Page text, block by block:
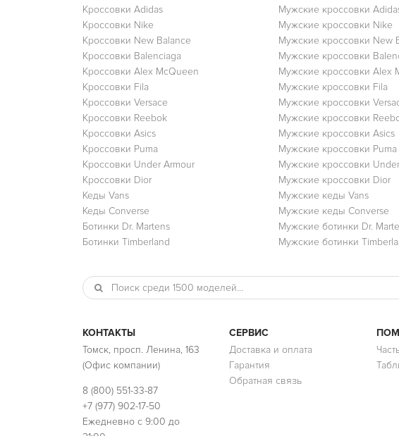
Кроссовки Adidas
Кроссовки Nike
Кроссовки New Balance
Кроссовки Balenciaga
Кроссовки Alex McQueen
Кроссовки Fila
Кроссовки Versace
Кроссовки Reebok
Кроссовки Asics
Кроссовки Puma
Кроссовки Under Armour
Кроссовки Dior
Кеды Vans
Кеды Converse
Ботинки Dr. Martens
Ботинки Timberland
Мужские кроссовки
Мужские кроссовки Nike
Мужские кроссовки New
Мужские кроссовки
Мужские кроссовки Alex
Мужские кроссовки Fila
Мужские кроссовки
Мужские кроссовки
Мужские кроссовки Asics
Мужские кроссовки Puma
Мужские кроссовки
Мужские кроссовки Dior
Мужские кеды Vans
Мужские кеды Converse
Мужские ботинки Dr.
Мужские ботинки
КОНТАКТЫ
Томск, просп. Ленина, 163
(Офис компании)
8 (800) 551-33-87
+7 (977) 902-17-50
Ежедневно с 9:00 до
СЕРВИС
Доставка и оплата
Гарантия
Обратная связь